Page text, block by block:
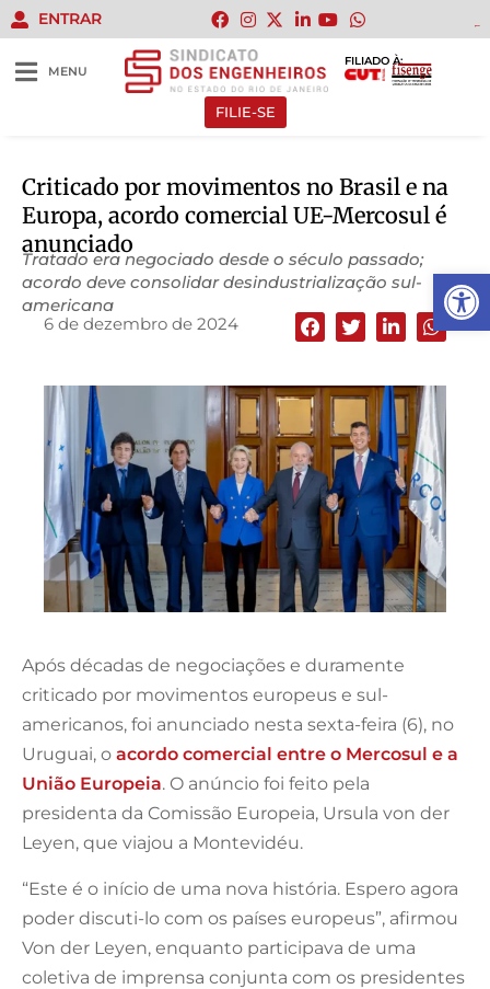
Abrir
ENTRAR
MENU
FILIADO À:
FILIE-SE
Criticado por movimentos no Brasil e na
Europa, acordo comercial UE-Mercosul é
anunciado
Tratado era negociado desde o século passado;
acordo deve consolidar desindustrialização sul-
americana
6 de dezembro de 2024
Após décadas de negociações e duramente
criticado por movimentos europeus e sul-
americanos, foi anunciado nesta sexta-feira (6), no
Uruguai, o acordo comercial entre o Mercosul e a
União Europeia. O anúncio foi feito pela
presidenta da Comissão Europeia, Ursula von der
Leyen, que viajou a Montevidéu.
“Este é o início de uma nova história. Espero agora
poder discuti-lo com os países europeus”, afirmou
Von der Leyen, enquanto participava de uma
coletiva de imprensa conjunta com os presidentes